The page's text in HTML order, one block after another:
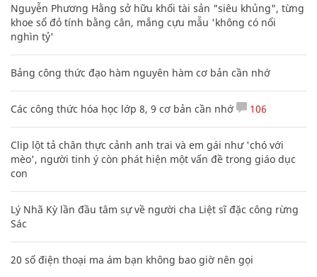
Nguyễn Phương Hằng sở hữu khối tài sản "siêu khủng", từng
khoe sổ đỏ tính bằng cân, mắng cựu mẫu 'không có nổi
nghìn tỷ'
Bảng công thức đạo hàm nguyên hàm cơ bản cần nhớ
Các công thức hóa học lớp 8, 9 cơ bản cần nhớ 106
Clip lột tả chân thực cảnh anh trai và em gái như 'chó với
mèo', người tinh ý còn phát hiện một vấn đề trong giáo dục
con
Lý Nhã Kỳ lần đầu tâm sự về người cha Liệt sĩ đặc công rừng
Sác
20 số điện thoại ma ám bạn không bao giờ nên gọi